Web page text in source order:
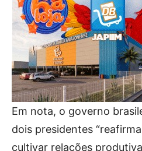
Em nota, o governo
dois presidentes
cultivar relações